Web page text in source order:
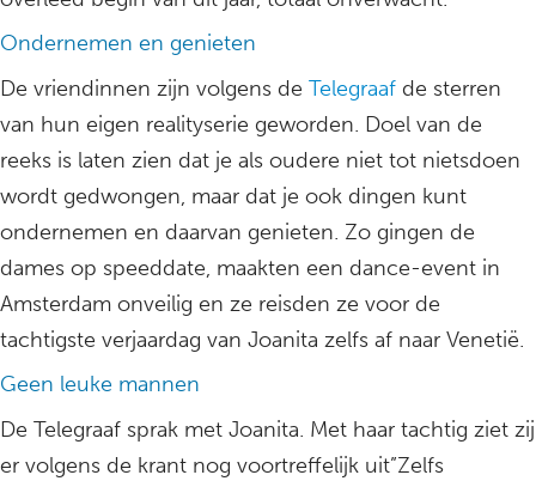
Ondernemen en genieten
De vriendinnen zijn volgens de Telegraaf de sterren
van hun eigen realityserie geworden. Doel van de
reeks is laten zien dat je als oudere niet tot nietsdoen
wordt gedwongen, maar dat je ook dingen kunt
ondernemen en daarvan genieten. Zo gingen de
dames op speeddate, maakten een dance-event in
Amsterdam onveilig en ze reisden ze voor de
tachtigste verjaardag van Joanita zelfs af naar Venetië.
Geen leuke mannen
De Telegraaf sprak met Joanita. Met haar tachtig ziet zij
er volgens de krant nog voortreffelijk uit”Zelfs